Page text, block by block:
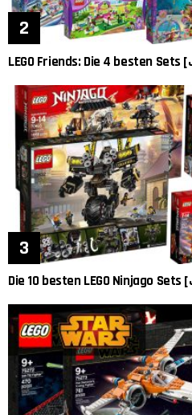
LEGO Friends: Die 4 besten Sets
Die 10 besten LEGO Ninjago Sets